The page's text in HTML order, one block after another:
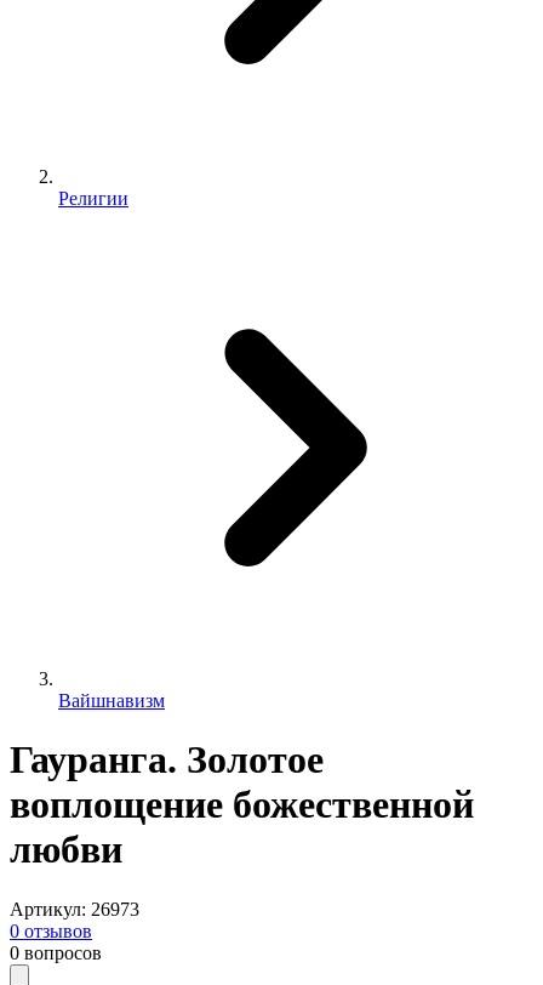
Религии
Вайшнавизм
Гауранга. Золотое
воплощение божественной
любви
Артикул: 26973
0 отзывов
0 вопросов